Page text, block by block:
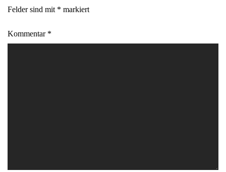
Felder sind mit * markiert
Kommentar *